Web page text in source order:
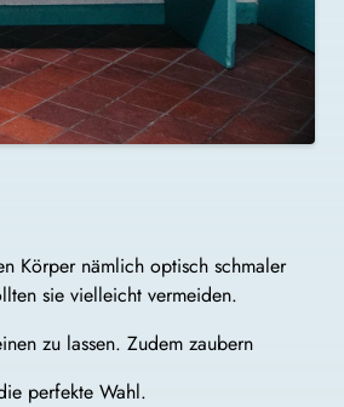
Körper nämlich optisch schmaler
sie vielleicht vermeiden.
zu lassen. Zudem zaubern
perfekte Wahl.